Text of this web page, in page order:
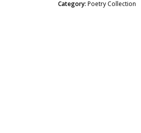
Category: Poetry Collection